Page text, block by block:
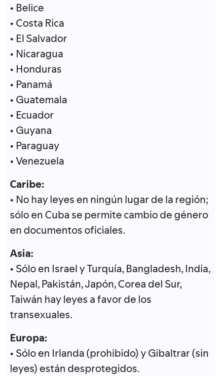
• Belice
• Costa Rica
• El Salvador
• Nicaragua
• Honduras
• Panamá
• Guatemala
• Ecuador
• Guyana
• Paraguay
• Venezuela
Caribe:
• No hay leyes en ningún lugar de la región;
sólo en Cuba se permite cambio de género
en documentos oficiales.
Asia:
• Sólo en Israel y Turquía, Bangladesh, India,
Nepal, Pakistán, Japón, Corea del Sur,
Taiwán hay leyes a favor de los
transexuales.
Europa:
• Sólo en Irlanda (prohibido) y Gibaltrar (sin
leyes) están desprotegidos.